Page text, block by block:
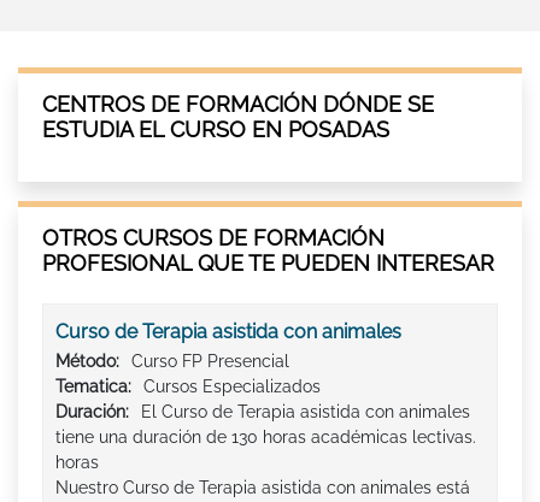
CENTROS DE FORMACIÓN DÓNDE SE
ESTUDIA EL CURSO EN POSADAS
OTROS CURSOS DE FORMACIÓN
PROFESIONAL QUE TE PUEDEN INTERESAR
Curso de Terapia asistida con animales
Método:
Curso FP Presencial
Tematica:
Cursos Especializados
Duración:
El Curso de Terapia asistida con animales
tiene una duración de 130 horas académicas lectivas.
horas
Nuestro Curso de Terapia asistida con animales está